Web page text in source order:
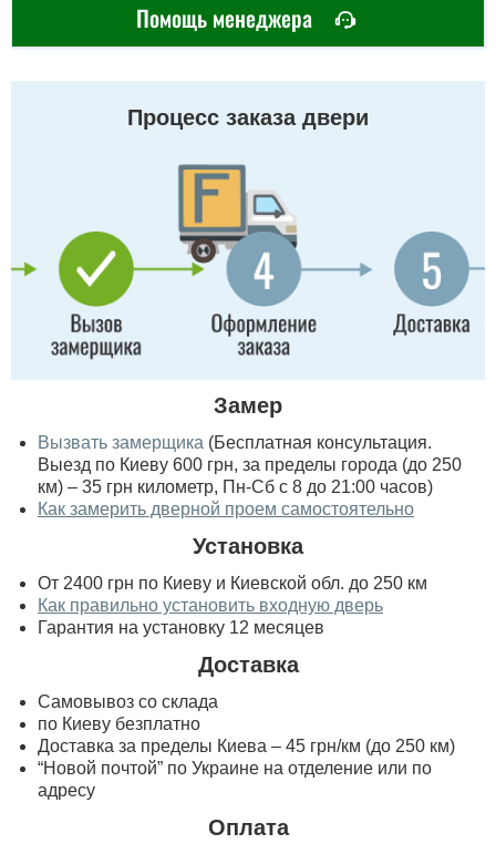
Помощь менеджера
Процесс заказа двери
Замер
Вызвать замерщика (Бесплатная консультация.
Выезд по Киеву 600 грн, за пределы города (до 250
км) – 35 грн километр, Пн-Сб с 8 до 21:00 часов)
Как замерить дверной проем самостоятельно
Установка
От 2400 грн по Киеву и Киевской обл. до 250 км
Как правильно установить входную дверь
Гарантия на установку 12 месяцев
Доставка
Самовывоз со склада
по Киеву безплатно
Доставка за пределы Киева – 45 грн/км (до 250 км)
“Новой почтой” по Украине на отделение или по
адресу
Оплата